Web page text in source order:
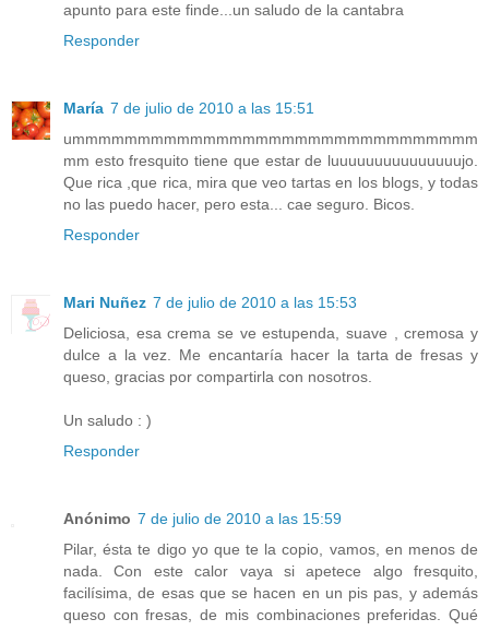
apunto para este finde...un saludo de la cantabra
Responder
María 7 de julio de 2010 a las 15:51
ummmmmmmmmmmmmmmmmmmmmmmmmmmmmmm
mm esto fresquito tiene que estar de luuuuuuuuuuuuuuujo.
Que rica ,que rica, mira que veo tartas en los blogs, y todas
no las puedo hacer, pero esta... cae seguro. Bicos.
Responder
Mari Nuñez 7 de julio de 2010 a las 15:53
Deliciosa, esa crema se ve estupenda, suave , cremosa y
dulce a la vez. Me encantaría hacer la tarta de fresas y
queso, gracias por compartirla con nosotros.
Un saludo : )
Responder
Anónimo 7 de julio de 2010 a las 15:59
Pilar, ésta te digo yo que te la copio, vamos, en menos de
nada. Con este calor vaya si apetece algo fresquito,
facilísima, de esas que se hacen en un pis pas, y además
queso con fresas, de mis combinaciones preferidas. Qué